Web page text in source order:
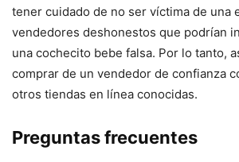
tener cuidado de no ser víctima de una
vendedores deshonestos que podrían
una cochecito bebe falsa. Por lo tanto,
comprar de un vendedor de confianza
otros tiendas en línea conocidas.
Preguntas frecuentes